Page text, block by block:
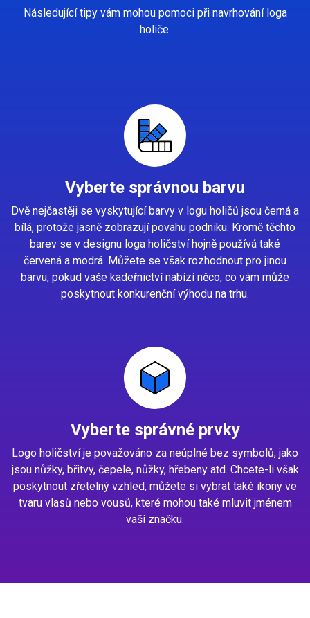
Následující tipy vám mohou pomoci při navrhování loga
holiče.
Vyberte správnou barvu
Dvě nejčastěji se vyskytující barvy v logu holičů jsou černá a
bílá, protože jasně zobrazují povahu podniku. Kromě těchto
barev se v designu loga holičství hojně používá také
červená a modrá. Můžete se však rozhodnout pro jinou
barvu, pokud vaše kadeřnictví nabízí něco, co vám může
poskytnout konkurenční výhodu na trhu.
Vyberte správné prvky
Logo holičství je považováno za neúplné bez symbolů, jako
jsou nůžky, břitvy, čepele, nůžky, hřebeny atd. Chcete-li však
poskytnout zřetelný vzhled, můžete si vybrat také ikony ve
tvaru vlasů nebo vousů, které mohou také mluvit jménem
vaši značku.